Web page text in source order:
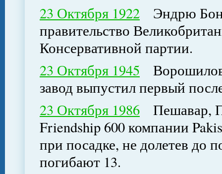
23 Октября 1922 Эндрю
правительство
Консервативной партии.
23 Октября 1945
завод выпустил первый
23 Октября 1986 Пешавар,
Friendship 600 компании
при посадке, не долетев до
погибают 13.